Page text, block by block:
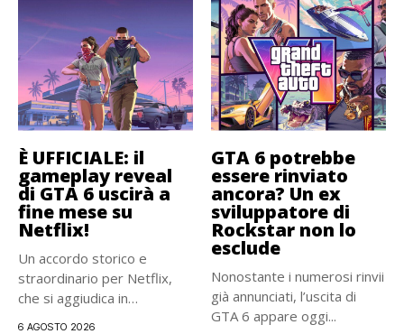
È UFFICIALE: il
gameplay reveal
di GTA 6 uscirà a
fine mese su
Netflix!
Un accordo storico e
straordinario per Netflix,
che si aggiudica in
6 AGOSTO 2026
GTA 6 potrebbe
essere rinviato
ancora? Un ex
sviluppatore di
Rockstar non lo
esclude
Nonostante i numerosi rinvii
già annunciati, l’uscita di
GTA 6 appare oggi...